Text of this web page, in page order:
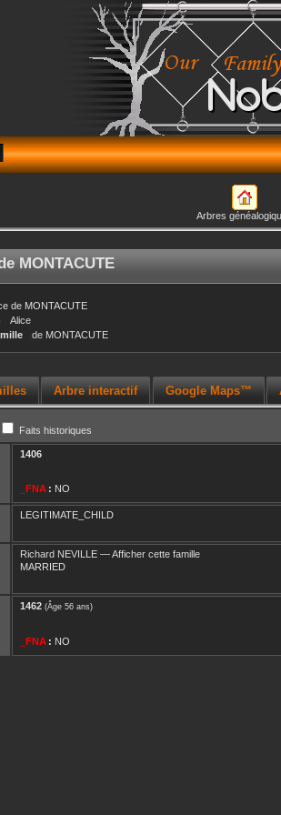
Arbres
MONTACUTE
de MONTACUTE
Alice
de MONTACUTE
Arbre interactif Google Maps™
Faits historiques
1406
_FNA : NO
LEGITIMATE_CHILD
Richard NEVILLE —Afficher cette famille
MARRIED
1462 (Âge 56 ans)
_FNA : NO